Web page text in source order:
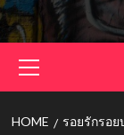
Menu
HOME
รอยรักรอ